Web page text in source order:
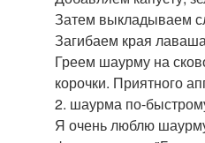
Затем выкладываем
Загибаем края
Греем шаурму на
корочки. Приятного
2. шаурма по-
Я очень люблю